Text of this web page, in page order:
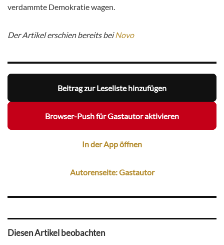
verdammte Demokratie wagen.
Der Artikel erschien bereits beiNovo
Beitrag zur Leseliste hinzufügen
Browser-Push für Gastautor aktivieren
In der App öffnen
Autorenseite: Gastautor
Diesen Artikel beobachten